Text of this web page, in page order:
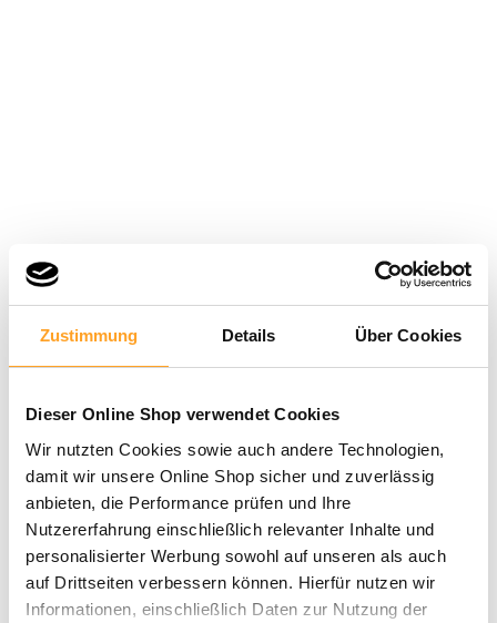
Zustimmung Details Über Cookies
Dieser Online Shop verwendet Cookies
Wir nutzten Cookies sowie auch andere Technologien,
damit wir unsere Online Shop sicher und zuverlässig
anbieten, die Performance prüfen und Ihre
Nutzererfahrung einschließlich relevanter Inhalte und
personalisierter Werbung sowohl auf unseren als auch
auf Drittseiten verbessern können. Hierfür nutzen wir
Informationen, einschließlich Daten zur Nutzung der